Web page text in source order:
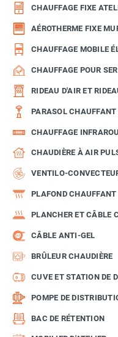
CHAUFFAGE FIXE
AÉROTHERME FIXE
CHAUFFAGE MOBILE
CHAUFFAGE POUR
RIDEAU D'AIR ET
PARASOL
CHAUFFAGE
CHAUDIÈRE À AIR
VENTILO-
PLAFOND CHAUFFANT
PLANCHER ET CÂBLE
CÂBLE ANTI-GEL
BRÛLEUR CHAUDIÈRE
CUVE ET STATION DE
POMPE DE
BAC DE RÉTENTION